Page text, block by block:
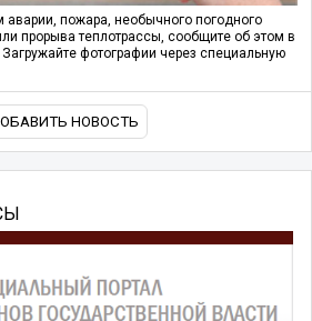
аварии, пожара, необычного погодного
прорыва теплотрассы, сообщите об этом в
фотографии через специальную
НОВОСТЬ